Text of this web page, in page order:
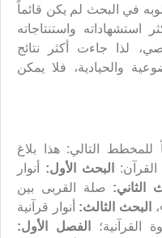
في البحث لم يكن قائماً
واستنتاجاته
لذا جاءت أكثر نتائج
والحيادية، فلا يمكن
للمخطط التالي: هذا بلاغ
البحث الأول: أنوار
الثاني: صلة القربى بين
البحث الثالث: أنوار قرآنية
القرآنية؛
الفصل الأول: